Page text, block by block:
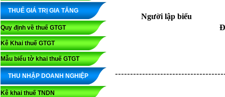
THUẾ GIÁ TRỊ GIA TĂNG
Quy định về thuế GTGT
Kê Khai thuế GTGT
Mẫu biểu tờ khai thuế GTGT
THU NHẬP DOANH NGHIỆP
Kê khai thuế TNDN
Người lập biểu